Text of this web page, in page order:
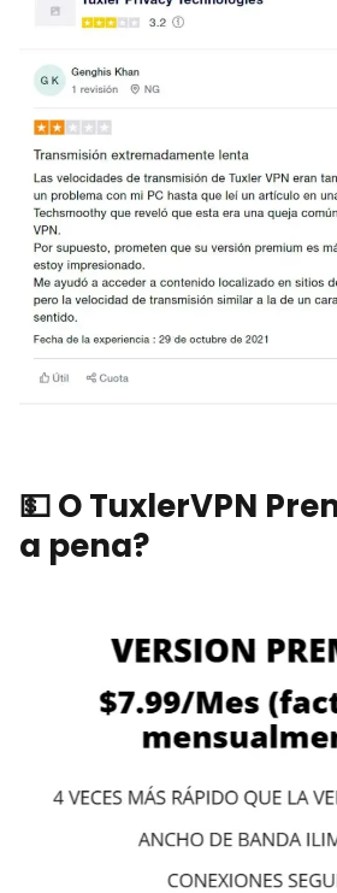
💵O TuxlerVPN
a pena?